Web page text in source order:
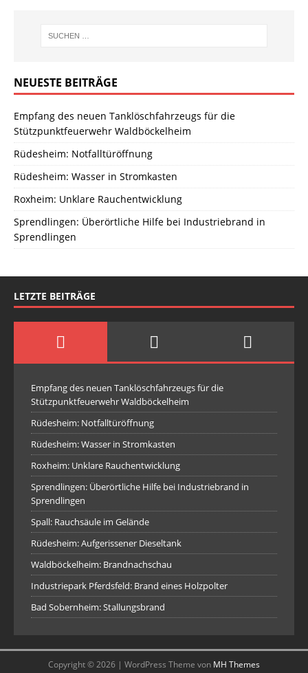
NEUESTE BEITRÄGE
Empfang des neuen Tanklöschfahrzeugs für die
Stützpunktfeuerwehr Waldböckelheim
Rüdesheim: Notfalltüröffnung
Rüdesheim: Wasser in Stromkasten
Roxheim: Unklare Rauchentwicklung
Sprendlingen: Überörtliche Hilfe bei Industriebrand in
Sprendlingen
LETZTE BEITRÄGE
Empfang des neuen Tanklöschfahrzeugs für die
Stützpunktfeuerwehr Waldböckelheim
Rüdesheim: Notfalltüröffnung
Rüdesheim: Wasser in Stromkasten
Roxheim: Unklare Rauchentwicklung
Sprendlingen: Überörtliche Hilfe bei Industriebrand in
Sprendlingen
Spall: Rauchsäule im Gelände
Rüdesheim: Aufgerissener Dieseltank
Waldböckelheim: Brandnachschau
Industriepark Pferdsfeld: Brand eines Holzpolter
Bad Sobernheim: Stallungsbrand
Copyright © 2026 | WordPress Theme von MH Themes